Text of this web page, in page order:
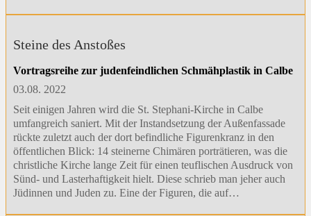
Steine des Anstoßes
Vortragsreihe zur judenfeindlichen Schmähplastik in Calbe
03.08. 2022
Seit einigen Jahren wird die St. Stephani-Kirche in Calbe
umfangreich saniert. Mit der Instandsetzung der Außenfassade
rückte zuletzt auch der dort befindliche Figurenkranz in den
öffentlichen Blick: 14 steinerne Chimären porträtieren, was die
christliche Kirche lange Zeit für einen teuflischen Ausdruck von
Sünd- und Lasterhaftigkeit hielt. Diese schrieb man jeher auch
Jüdinnen und Juden zu. Eine der Figuren, die auf…